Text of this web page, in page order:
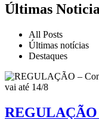
Últimas
All Posts
Últimas notícias
Destaques
REGULAÇÃO